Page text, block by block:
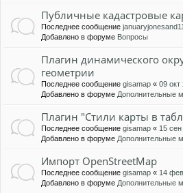
Публичные кадастровые
Последнее сообщение
Добавлено в форуме Вопросы
Плагин динамического
геометрии
Последнее сообщение gisamap « 09 окт
Добавлено в форуме Дополнительные
Плагин "Стили карты в
Последнее сообщение gisamap « 15 сен
Добавлено в форуме Дополнительные
Импорт OpenStreetMap
Последнее сообщение gisamap « 14
Добавлено в форуме Дополнительные